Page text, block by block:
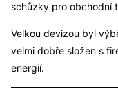
schůzky pro obchodní
Velkou devizou byl
velmi dobře složen s
energií.